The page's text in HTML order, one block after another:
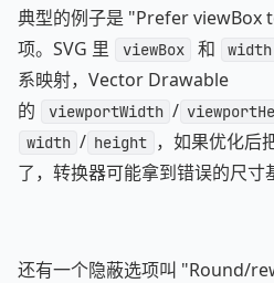
典型的例子是 "Prefer
项。SVG 里
viewBox 和 width
系映射，Vector Drawable
的
viewportWidth /
width / height ，如果优化后
了，转换器可能拿到错误的尺寸
还有一个隐蔽选项叫 "Round/